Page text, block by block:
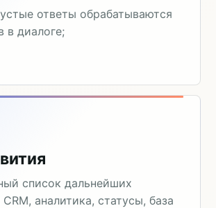
ответы обрабатываются
в диалоге;
список дальнейших
аналитика, статусы, база